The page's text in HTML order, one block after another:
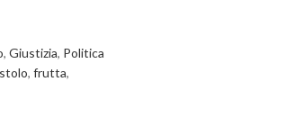
, Giustizia, Politica
, frutta,